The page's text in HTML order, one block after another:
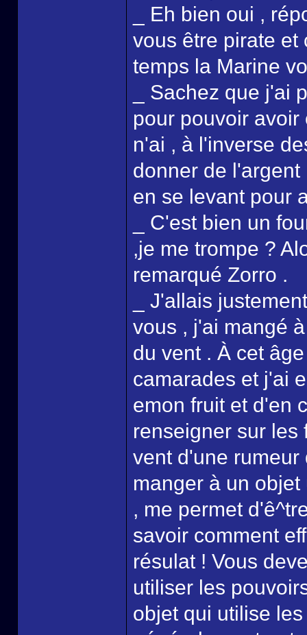
_ Eh bien oui ,
vous être pirate et
temps la Marine
_ Sachez que j'ai
pour pouvoir
n'ai , à l'inverse
donner de
en se levant pour
_ C'est bien un
,je me trompe ?
remarqué Zorro .
_ J'allais
vous , j'ai mangé
du vent . À cet
camarades et j'ai
emon fruit et d'en
renseigner sur les
vent d'une
manger à un
, me permet
savoir comment
résulat ! Vous
utiliser les
objet qui utilise